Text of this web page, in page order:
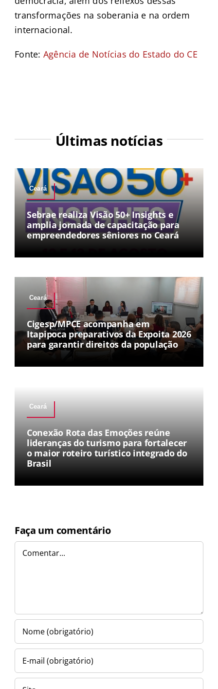
transformações na soberania e na ordem
internacional.
Fonte: Agência de Notícias do Estado do CE
Últimas notícias
Ceará
Sebrae realiza Visão 50+ Insights e
amplia jornada de capacitação para
empreendedores sêniores no Ceará
Ceará
Cigesp/MPCE acompanha em
Itapipoca preparativos da Expoita 2026
para garantir direitos da população
Ceará
Conexão Rota das Emoções reúne
lideranças do turismo para fortalecer
o maior roteiro turístico integrado do
Brasil
Faça um comentário
Comentar